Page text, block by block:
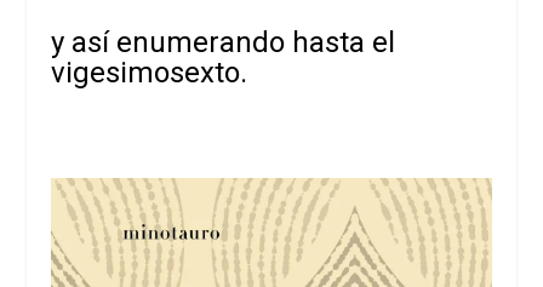
y así enumerando hasta el
vigesimosexto.